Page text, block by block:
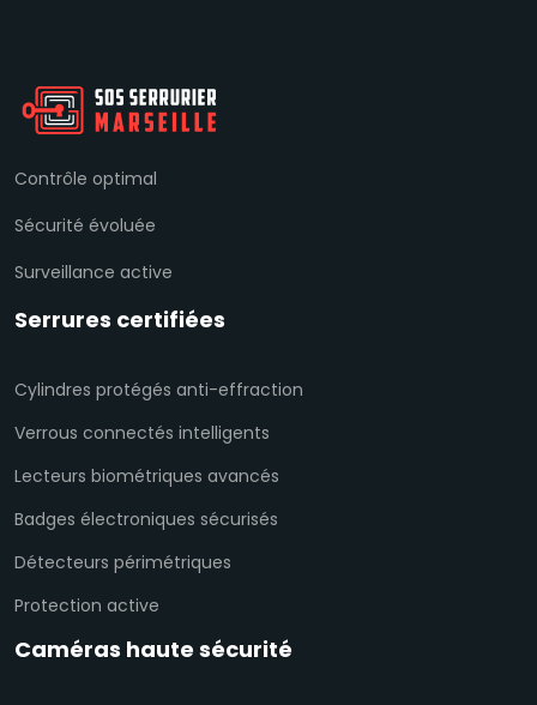
Contrôle optimal
Sécurité évoluée
Surveillance active
Serrures certifiées
Cylindres protégés anti-effraction
Verrous connectés intelligents
Lecteurs biométriques avancés
Badges électroniques sécurisés
Détecteurs périmétriques
Protection active
Caméras haute sécurité